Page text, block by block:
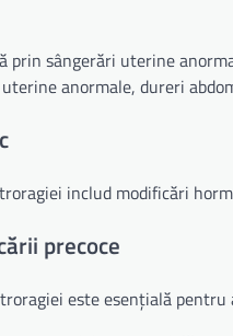
prin sângerări uterine
anormale, dureri
includ modificări
precoce
este esențială